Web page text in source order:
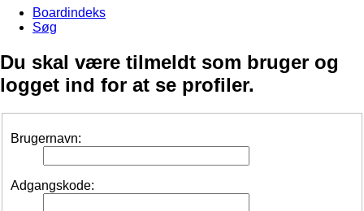
Boardindeks
Søg
Du skal være tilmeldt som bruger og
logget ind for at se profiler.
Brugernavn:
Adgangskode: